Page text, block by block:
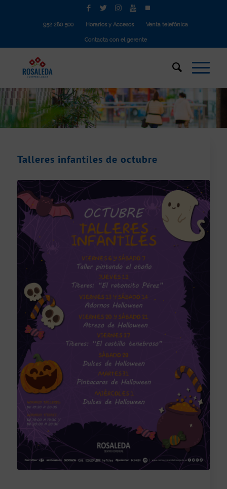
952 280 500 Horarios y Accesos Venta telefónica
Contacta con el gerente
Talleres infantiles de octubre